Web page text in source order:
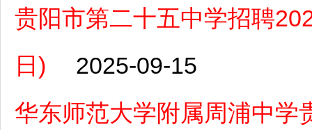
贵阳市第二十五中学招聘
日)
2025-09-15
华东师范大学附属周浦中学